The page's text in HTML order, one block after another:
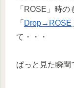
「ROSE」時
「 Drop→ROSE
て・・・
ぱっと見た瞬間